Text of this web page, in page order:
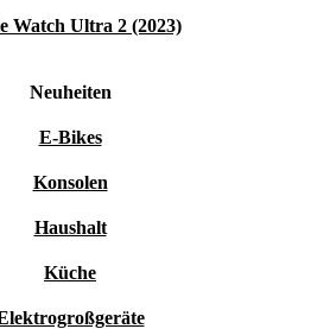
Watch Ultra 2 (2023)
Neuheiten
E-Bikes
Konsolen
Haushalt
Küche